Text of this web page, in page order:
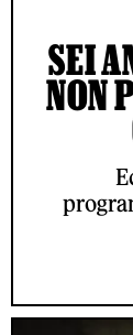
SEI
NON